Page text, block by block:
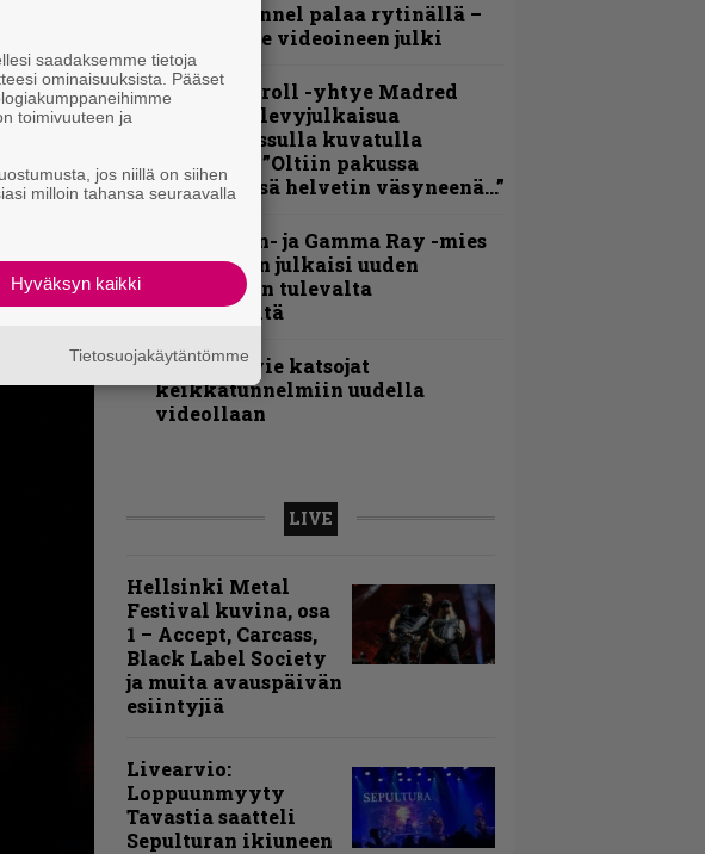
Blind Channel palaa rytinällä –
tuplasingle videoineen julki
Thrash ’n’ roll -yhtye Madred
ryydittää levyjulkaisua
keikkareissulla kuvatulla
videolla – ”Oltiin pakussa
kusihädässä helvetin väsyneenä…”
Helloween- ja Gamma Ray -mies
Kai Hansen julkaisi uuden
maistiaisen tulevalta
soololevyltä
Anthrax vie katsojat
keikkatunnelmiin uudella
videollaan
LIVE
Hellsinki Metal
Festival kuvina, osa
1 – Accept, Carcass,
Black Label Society
ja muita avauspäivän
esiintyjiä
Livearvio:
Loppuunmyyty
Tavastia saatteli
Sepulturan ikiuneen
saadaksemme tietoja
ominaisuuksista. Pääset
toimivuuteen ja
jos niillä on siihen
milloin tahansa seuraavalla
Hyväksyn kaikki
Tietosuojakäytäntömme